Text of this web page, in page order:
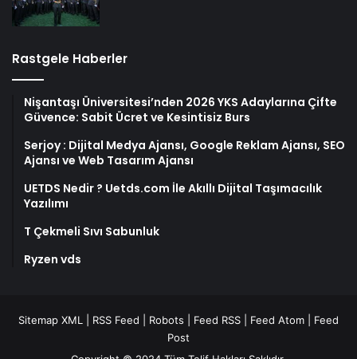
Rastgele Haberler
Nişantaşı Üniversitesi’nden 2026 YKS Adaylarına Çifte
Güvence: Sabit Ücret ve Kesintisiz Burs
Serjoy : Dijital Medya Ajansı, Google Reklam Ajansı, SEO
Ajansı ve Web Tasarım Ajansı
UETDS Nedir ? Uetds.com İle Akıllı Dijital Taşımacılık
Yazılımı
T Çekmeli Sıvı Sabunluk
Ryzen vds
Sitemap XML RSS Feed Robots Feed RSS Feed Atom
Feed
Post